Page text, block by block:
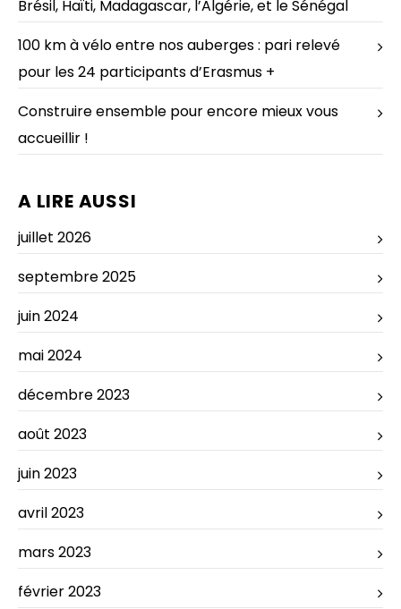
Brésil, Haïti, Madagascar, l’Algérie, et le Sénégal
100 km à vélo entre nos auberges : pari relevé
pour les 24 participants d’Erasmus +
Construire ensemble pour encore mieux vous
accueillir !
A LIRE AUSSI
juillet 2026
septembre 2025
juin 2024
mai 2024
décembre 2023
août 2023
juin 2023
avril 2023
mars 2023
février 2023